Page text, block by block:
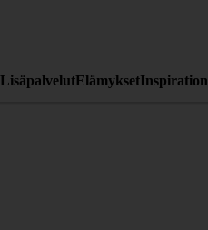
LisäpalvelutElämyksetInspiration